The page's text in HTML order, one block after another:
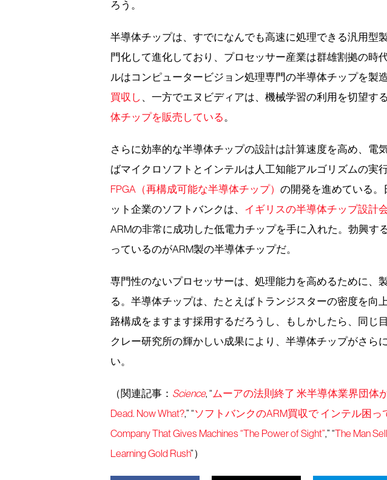
ろう。
半導体チップは、すでになんでも高速に処理できる汎用型
門化して進化しており、プロセッサー産業は群雄割拠の時
ルはコンピュータービジョン処理専門の半導体チップを製
買収し 、一方でエヌビディアは、機械学習の利用を切望す
体チップを販売している 。
さらに効率的な半導体チップの設計は計算速度を高め、電
ばマイクロソフトとインテルは人工知能アルゴリズムの実
FPGA（再構成可能な半導体チップ） の開発を進めている
ット企業のソフトバンクは、 イギリスの半導体チップ設計
ARMの非常に成功した低電力チップを手に入れた。勃興す
っているのがARM製の半導体チップだ。
専門性のないプロセッサーは、処理能力を高めるために、
る。半導体チップは、たとえばトランジスターの密度を向
路構成をますます採用するだろうし、もしかしたら、同じ
クレー研究所の輝かしい成果により、半導体チップがさら
い。
（関連記事： Science, “ ムーアの法則終了 米半導体業界団体
Dead. Now What?,” “ソフトバンクのARM買収で インテル困っ
Company That Gives Machines “The Power of Sight”,” “The Man
Learning Gold Rush”）